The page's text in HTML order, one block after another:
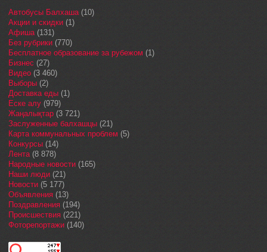
Автобусы Балхаша(10)
Акции и скидки (1)
Афиша(131)
Без рубрики (770)
Бесплатное образование за рубежом (1)
Бизнес (27)
Видео (3 460)
Выборы (2)
Доставка еды (1)
Еске алу (979)
Жаңалықтар (3 721)
Заслуженные балхашцы (21)
Карта коммунальных проблем (5)
Конкурсы (14)
Лента(8 878)
Народные новости (165)
Наши люди (21)
Новости (5 177)
Объявления (13)
Поздравления (194)
Происшествия (221)
Фоторепортажи (140)